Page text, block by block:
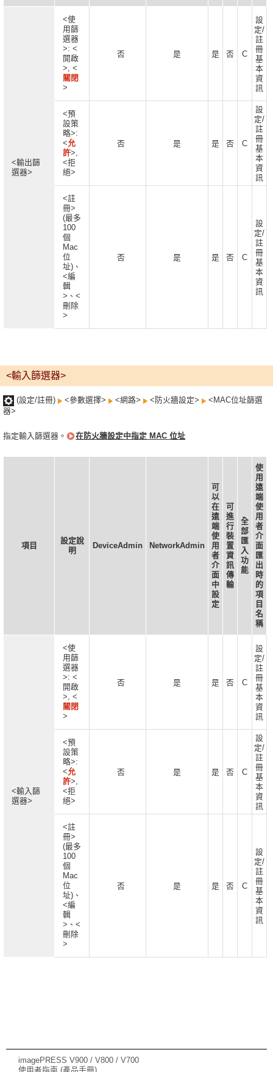
<輸出篩
選器>
<使
用篩
選器
>: <
開啟
>, <
關閉
>
否 是 是 否 C
設
定/
註
冊
基
本
資
訊
<預
設策
略>:
<允
許>,
<拒
絕>
否 是 是 否 C
設
定/
註
冊
基
本
資
訊
<註
冊>
(最多
100
個
Mac
位
址)、
<編
輯
>、<
刪除
>
否 是 是 否 C
設
定/
註
冊
基
本
資
訊
<輸入篩選器>
(設定/註冊) <參數選擇> <網路> <防火牆設定>
<MAC位址篩選
器>
指定輸入篩選器。 在防火牆設定中指定 MAC 位址
項目
設定說
明
DeviceAdmin NetworkAdmin
可
以
在
遠
端
使
用
者
介
面
中
設
定
可
進
行
裝
置
資
訊
傳
輸
全
部
匯
入
功
能
使
用
遠
端
使
用
者
介
面
匯
出
時
的
項
目
名
稱
<輸入篩
選器>
<使
用篩
選器
>: <
開啟
>, <
關閉
>
否 是 是 否 C
設
定/
註
冊
基
本
資
訊
<預
設策
略>:
<允
許>,
<拒
絕>
否 是 是 否 C
設
定/
註
冊
基
本
資
訊
<註
冊>
(最多
100
個
Mac
位
址)、
<編
輯
>、<
刪除
>
否 是 是 否 C
設
定/
註
冊
基
本
資
訊
imagePRESS V900 / V800 / V700
使用者指南 (產品手冊)